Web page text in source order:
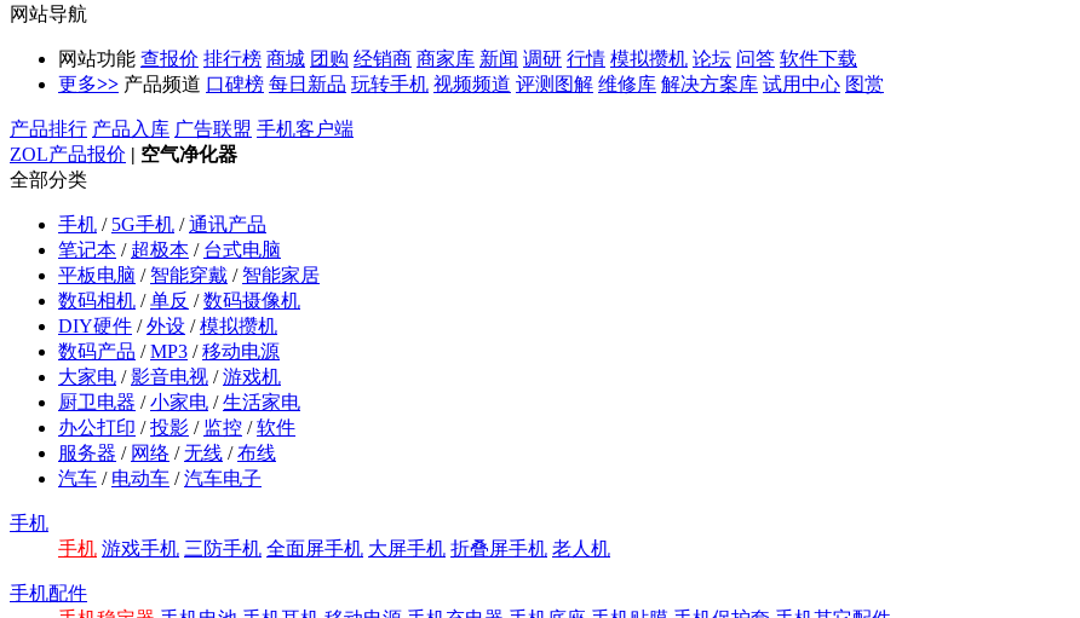
网站导航
网站功能 查报价 排行榜 商城 团购 经销商 商家库 新闻 调研 行情 模拟攒机 论坛 问答 软件下载
更多>> 产品频道 口碑榜 每日新品 玩转手机 视频频道 评测图解 维修库 解决方案库 试用中心 图赏
产品排行 产品入库 广告联盟 手机客户端
ZOL产品报价 | 空气净化器
全部分类
手机 / 5G手机 /通讯产品
笔记本 / 超极本 / 台式电脑
平板电脑 / 智能穿戴 / 智能家居
数码相机 /单反 /数码摄像机
DIY硬件 /外设 /模拟攒机
数码产品 /MP3 /移动电源
大家电 /影音电视 /游戏机
厨卫电器 /小家电 /生活家电
办公打印 /投影 / 监控 /软件
服务器 / 网络 /无线 /布线
汽车 / 电动车 /汽车电子
手机
手机 游戏手机 三防手机 全面屏手机 大屏手机 折叠屏手机 老人机
手机配件